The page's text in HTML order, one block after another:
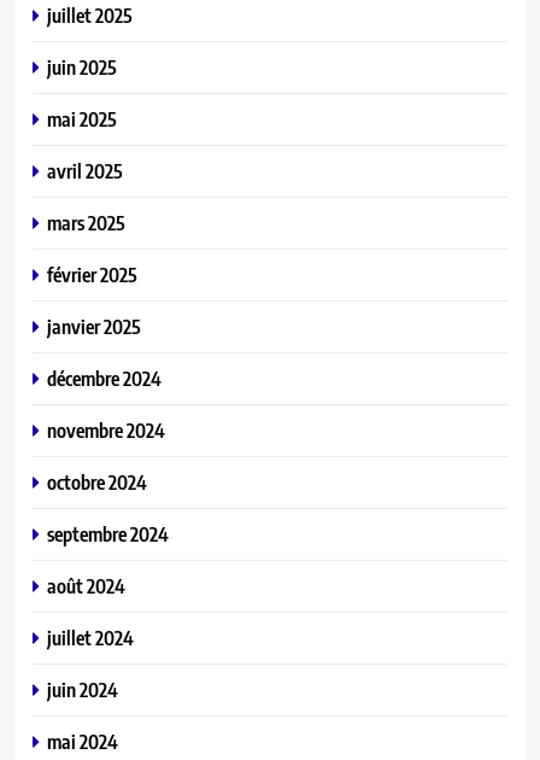
juillet 2025
juin 2025
mai 2025
avril 2025
mars 2025
février 2025
janvier 2025
décembre 2024
novembre 2024
octobre 2024
septembre 2024
août 2024
juillet 2024
juin 2024
mai 2024